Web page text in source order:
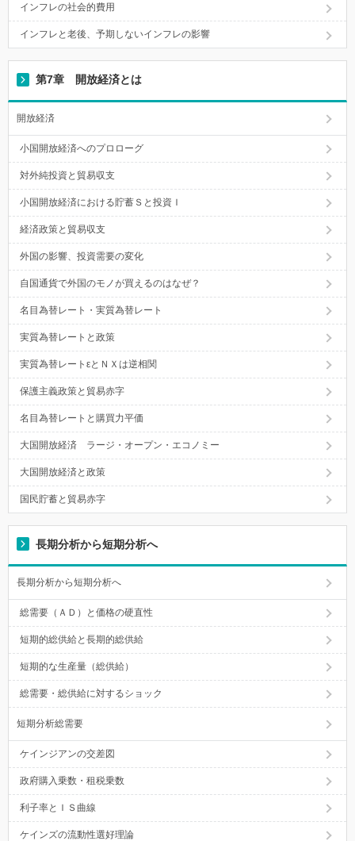
インフレの社会的費用
インフレと老後、予期しないインフレの影響
第7章 開放経済とは
開放経済
小国開放経済へのプロローグ
対外純投資と貿易収支
小国開放経済における貯蓄Ｓと投資Ｉ
経済政策と貿易収支
外国の影響、投資需要の変化
自国通貨で外国のモノが買えるのはなぜ？
名目為替レート・実質為替レート
実質為替レートと政策
実質為替レートεとＮＸは逆相関
保護主義政策と貿易赤字
名目為替レートと購買力平価
大国開放経済 ラージ・オープン・エコノミー
大国開放経済と政策
国民貯蓄と貿易赤字
長期分析から短期分析へ
長期分析から短期分析へ
総需要（ＡＤ）と価格の硬直性
短期的総供給と長期的総供給
短期的な生産量（総供給）
総需要・総供給に対するショック
短期分析総需要
ケインジアンの交差図
政府購入乗数・租税乗数
利子率とＩＳ曲線
ケインズの流動性選好理論